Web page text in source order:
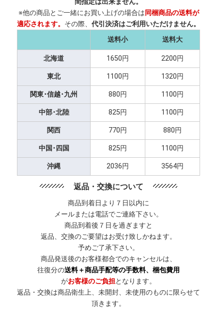
※他の商品とご一緒にお買い上げの場合は同梱商品の送料が
適応されます。 その際、 代引決済はご利用いただけません。
送料小
送料大
北海道 1650円 2200円
東北 1100円 1320円
関東･信越･九州 880円 1100円
中部･北陸 825円 1100円
関西 770円 880円
中国･四国 825円 1100円
沖縄 2036円 3564円
返品・交換について
商品到着日より７日以内に
メールまたは電話でご連絡下さい。
商品到着後７日を過ぎますと
返品、交換のご要望はお受け致しかねます。
予めご了承下さい。
商品発送後のお客様都合でのキャンセルは、
往復分の送料＋商品手配等の手数料、梱包費用
がお客様のご負担となります。
返品・交換は商品衛生上、未開封、未使用のものに限らせて
頂きます。